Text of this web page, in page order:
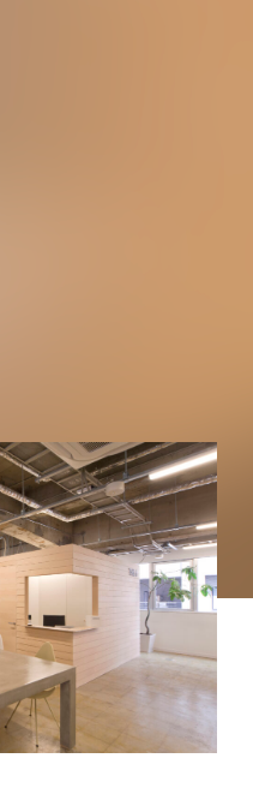
PEOPLE
PLACE
TOPICS
ABOUT
CONTACT
新しい場